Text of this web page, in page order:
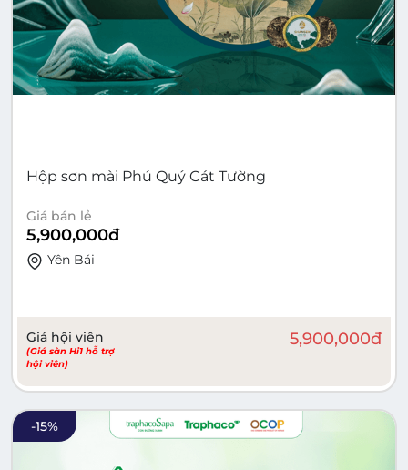
Hộp sơn mài Phú Quý Cát Tường
Giá bán lẻ
5,900,000đ
Yên Bái
Giá hội viên
(Giá sàn Hi1 hỗ trợ
hội viên)
5,900,000đ
-15%